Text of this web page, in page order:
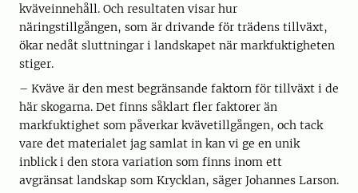
kväveinnehåll. Och resultaten visar hur
näringstillgången, som är drivande för trädens tillväxt,
ökar nedåt sluttningar i landskapet när markfuktigheten
stiger.
– Kväve är den mest begränsande faktorn för tillväxt i de
här skogarna. Det finns såklart fler faktorer än
markfuktighet som påverkar kvävetillgången, och tack
vare det materialet jag samlat in kan vi ge en unik
inblick i den stora variation som finns inom ett
avgränsat landskap som Krycklan, säger Johannes Larson.